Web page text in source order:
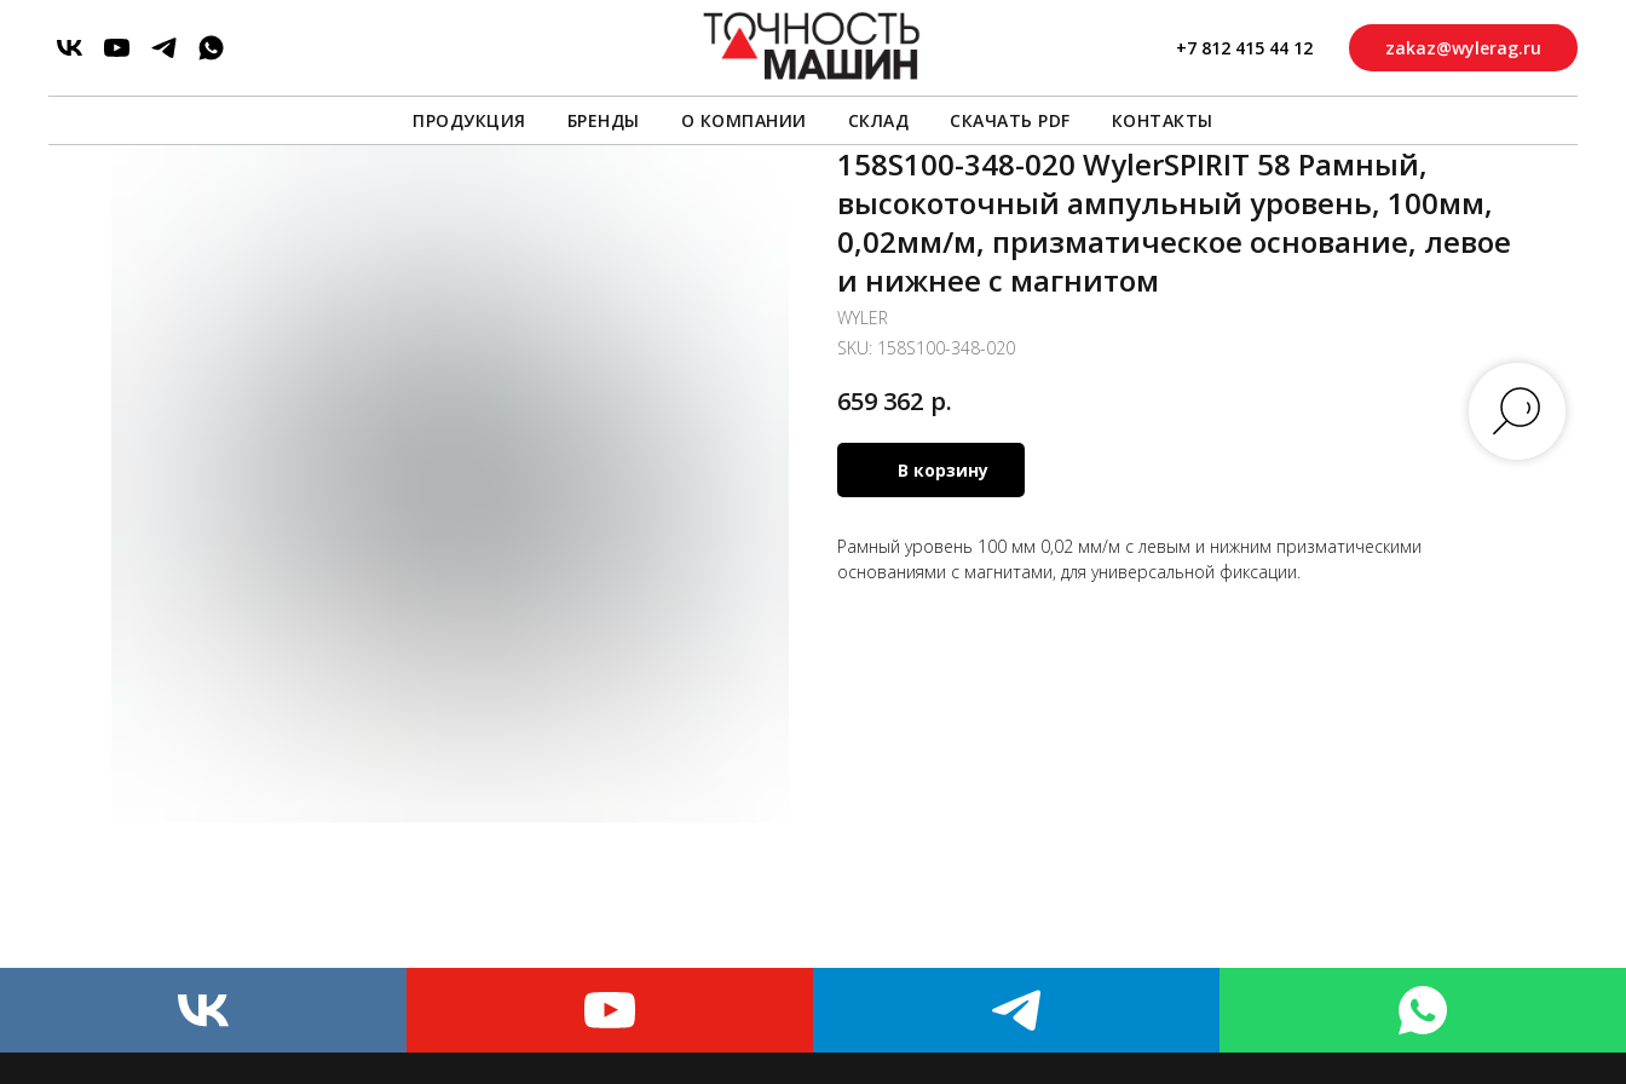
+7 812 415 44 12 zakaz@wylerag.ru
ПРОДУКЦИЯ БРЕНДЫ О КОМПАНИИ СКЛАД СКАЧАТЬ PDF КОНТАКТЫ
158S100-348-020 WylerSPIRIT 58 Рамный,
высокоточный ампульный уровень, 100мм,
0,02мм/м, призматическое основание, левое
и нижнее с магнитом
WYLER
SKU: 158S100-348-020
659 362 р.
В корзину
Рамный уровень 100 мм 0,02 мм/м с левым и нижним призматическими
основаниями с магнитами, для универсальной фиксации.